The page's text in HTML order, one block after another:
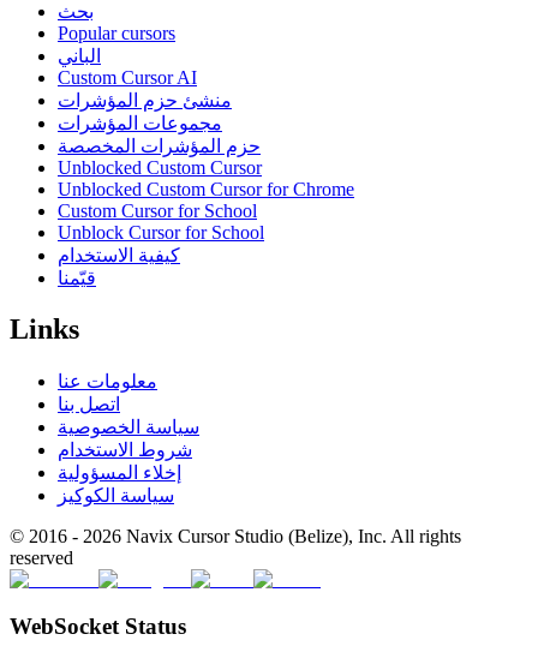
بحث
Popular cursors
الباني
Custom Cursor AI
منشئ حزم المؤشرات
مجموعات المؤشرات
حزم المؤشرات المخصصة
Unblocked Custom Cursor
Unblocked Custom Cursor for Chrome
Custom Cursor for School
Unblock Cursor for School
كيفية الاستخدام
قيّمنا
Links
معلومات عنا
اتصل بنا
سياسة الخصوصية
شروط الاستخدام
إخلاء المسؤولية
سياسة الكوكيز
© 2016 - 2026 Navix Cursor Studio (Belize), Inc. All rights
reserved
WebSocket Status